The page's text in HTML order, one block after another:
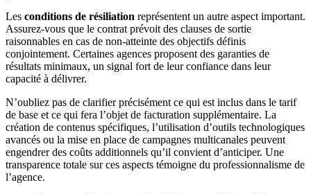
Les conditions de résiliation représentent un autre aspect important.
Assurez-vous que le contrat prévoit des clauses de sortie
raisonnables en cas de non-atteinte des objectifs définis
conjointement. Certaines agences proposent des garanties de
résultats minimaux, un signal fort de leur confiance dans leur
capacité à délivrer.
N’oubliez pas de clarifier précisément ce qui est inclus dans le tarif
de base et ce qui fera l’objet de facturation supplémentaire. La
création de contenus spécifiques, l’utilisation d’outils technologiques
avancés ou la mise en place de campagnes multicanales peuvent
engendrer des coûts additionnels qu’il convient d’anticiper. Une
transparence totale sur ces aspects témoigne du professionnalisme de
l’agence.